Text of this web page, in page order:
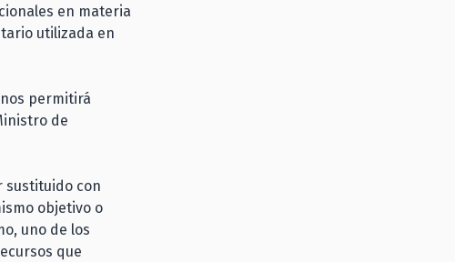
en materia
utilizada en
permitirá
de
sustituido con
objetivo o
uno de los
que